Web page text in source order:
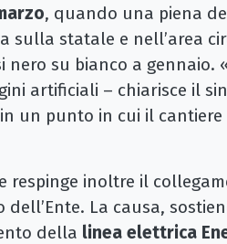
, quando una piena
sulla statale e nell’area
nero su bianco a gennaio.
artificiali – chiarisce il
un punto in cui il cantiere
respinge inoltre il
La causa,
della linea elettrica